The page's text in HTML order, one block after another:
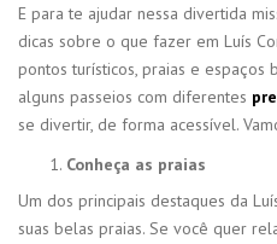
E para te ajudar nessa divertida
dicas sobre o que fazer em Luís
pontos turísticos, praias e espaços
alguns passeios com diferentes
se divertir, de forma acessível.
Conheça as praias
Um dos principais destaques da
suas belas praias. Se você quer